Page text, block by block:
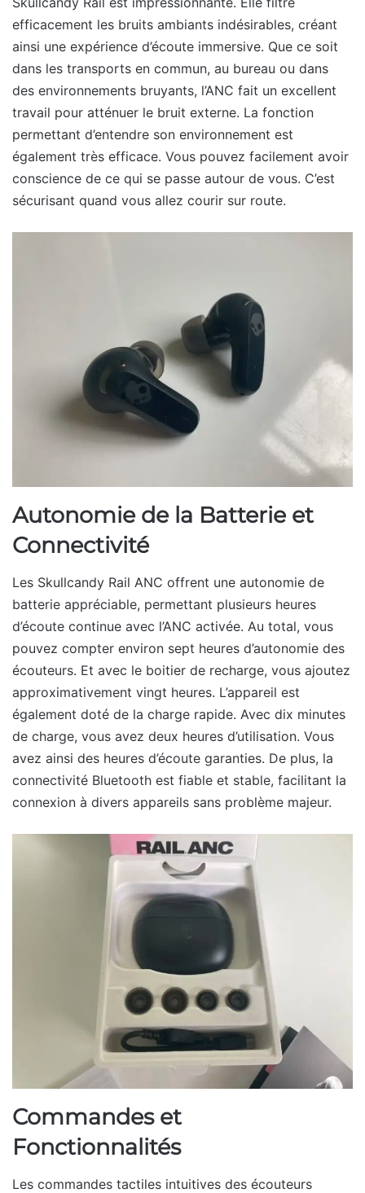
efficacement les bruits ambiants indésirables, créant
ainsi une expérience d’écoute immersive. Que ce soit
dans les transports en commun, au bureau ou dans
des environnements bruyants, l’ANC fait un excellent
travail pour atténuer le bruit externe. La fonction
permettant d’entendre son environnement est
également très efficace. Vous pouvez facilement avoir
conscience de ce qui se passe autour de vous. C’est
sécurisant quand vous allez courir sur route.
Autonomie de la Batterie et
Connectivité
Les Skullcandy Rail ANC offrent une autonomie de
batterie appréciable, permettant plusieurs heures
d’écoute continue avec l’ANC activée. Au total, vous
pouvez compter environ sept heures d’autonomie des
écouteurs. Et avec le boitier de recharge, vous ajoutez
approximativement vingt heures. L’appareil est
également doté de la charge rapide. Avec dix minutes
de charge, vous avez deux heures d’utilisation. Vous
avez ainsi des heures d’écoute garanties. De plus, la
connectivité Bluetooth est fiable et stable, facilitant la
connexion à divers appareils sans problème majeur.
Commandes et
Fonctionnalités
Les commandes tactiles intuitives des écouteurs